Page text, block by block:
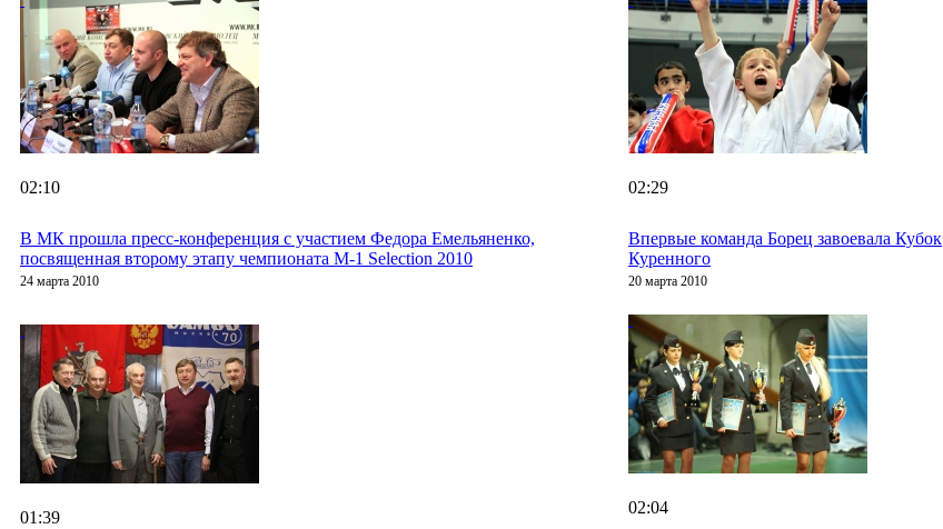
02:10
В МК прошла пресс-конференция с участием Федора Емельяненко,
посвященная второму этапу чемпионата M-1 Selection 2010
24 марта 2010
02:29
Впервые команда Борец завоевала Кубок
Куренного
20 марта 2010
01:39
02:04